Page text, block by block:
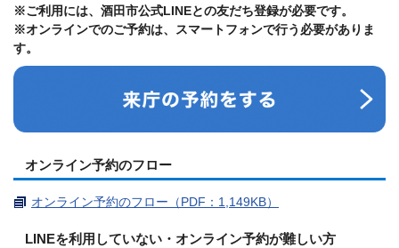
※ご利用には、酒田市公式LINEとの友だち登録が必要です。
※オンラインでのご予約は、スマートフォンで行う必要がありま
す。
オンライン予約のフロー
オンライン予約のフロー（PDF：1,149KB）
LINEを利用していない・オンライン予約が難しい方